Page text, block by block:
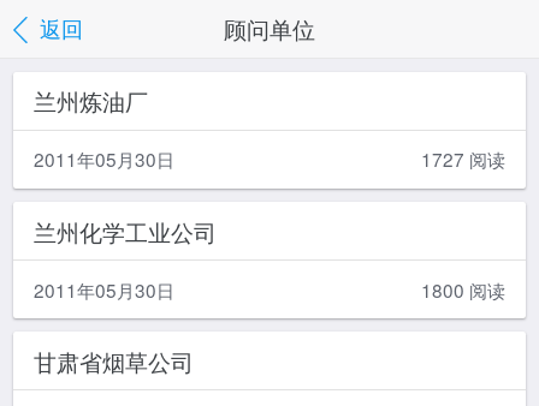
返回 顾问单位
兰州炼油厂
2011年05月30日 1727 阅读
兰州化学工业公司
2011年05月30日 1800 阅读
甘肃省烟草公司